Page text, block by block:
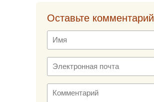
Оставьте комментарий